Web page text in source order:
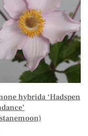
hybrida ‘Hadspen